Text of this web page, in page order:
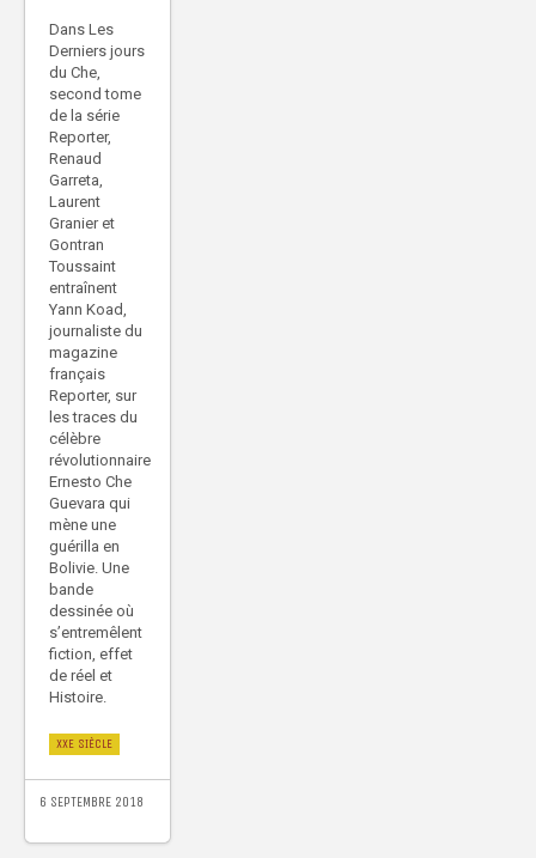
Dans Les
Derniers jours
du Che,
second tome
de la série
Reporter,
Renaud
Garreta,
Laurent
Granier et
Gontran
Toussaint
entraînent
Yann Koad,
journaliste du
magazine
français
Reporter, sur
les traces du
célèbre
révolutionnaire
Ernesto Che
Guevara qui
mène une
guérilla en
Bolivie. Une
bande
dessinée où
s’entremêlent
fiction, effet
de réel et
Histoire.
XXE SIÈCLE
6 SEPTEMBRE 2018